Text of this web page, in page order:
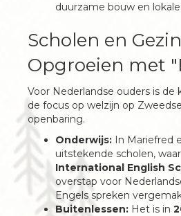
duurzame bouw en
Scholen en
Opgroeien met
Voor Nederlandse ouders is de
de focus op welzijn op
openbaring.
Onderwijs: In Mariefred
uitstekende scholen,
International English
overstap voor
Engels spreken
Buitenlessen: Het is in